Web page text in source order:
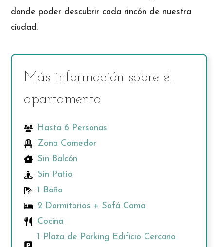
donde poder descubrir cada rincón de nuestra
ciudad.
Más información sobre el
apartamento
Hasta 6 Personas
Zona Comedor
Sin Balcón
Sin Patio
1 Baño
2 Dormitorios + Sofá Cama
Cocina
1 Plaza de Parking Edificio Cercano